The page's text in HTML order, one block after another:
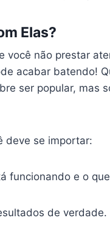
Elas?
você não prestar
acabar batendo!
ser popular, mas
deve se importar:
funcionando e o
de verdade.